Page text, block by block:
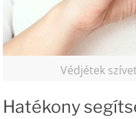
Védjétek
Hatékony